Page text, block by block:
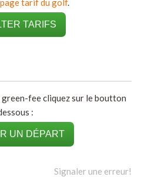
page tarif du golf.
TARIFS
fee cliquez sur le boutton
:
UN DÉPART
Signaler une erreur!